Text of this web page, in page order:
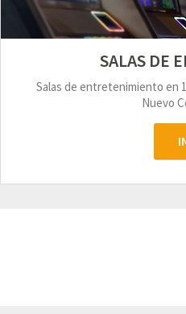
SALAS DE
Salas de entretenimiento en
Nuevo